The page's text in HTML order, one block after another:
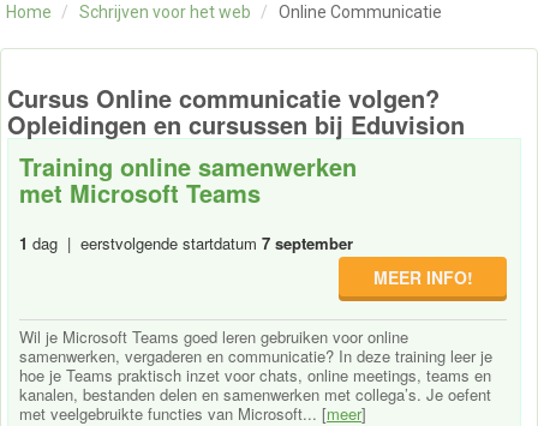
OVER ONS
CONTACT
Home / Schrijven voor het web / Online Communicatie
Cursus Online communicatie volgen?
Opleidingen en cursussen bij Eduvision
Training online samenwerken
met Microsoft Teams
1 dag | eerstvolgende startdatum 7 september
MEER INFO!
Wil je Microsoft Teams goed leren gebruiken voor online
samenwerken, vergaderen en communicatie? In deze training leer je
hoe je Teams praktisch inzet voor chats, online meetings, teams en
kanalen, bestanden delen en samenwerken met collega’s. Je oefent
met veelgebruikte functies van Microsoft... [meer]